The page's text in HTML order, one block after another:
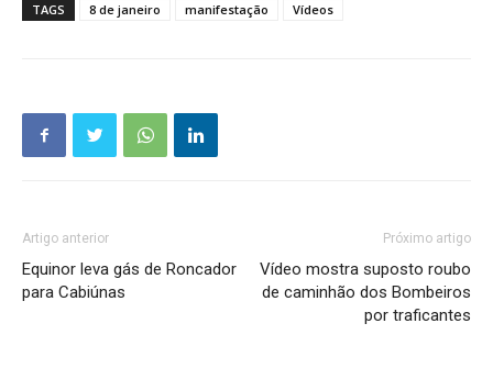
TAGS 8 de janeiro manifestação Vídeos
Artigo anterior
Equinor leva gás de Roncador
para Cabiúnas
Próximo artigo
Vídeo mostra suposto roubo
de caminhão dos Bombeiros
por traficantes